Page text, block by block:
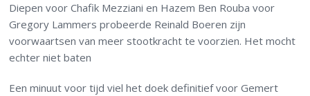
Diepen voor Chafik Mezziani en Hazem Ben Rouba voor
Gregory Lammers probeerde Reinald Boeren zijn
voorwaartsen van meer stootkracht te voorzien. Het mocht
echter niet baten
Een minuut voor tijd viel het doek definitief voor Gemert